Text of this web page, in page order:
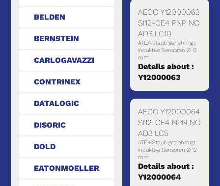
BELDEN
BERNSTEIN
CARLOGAVAZZI
CONTRINEX
DATALOGIC
DISORIC
DOLD
EATONMOELLER
AECO Y12000063
SI12-CE4 PNP NO
AD3 LC10
ATEX-Staub genehmigt
induktive Sensoren Ø 12
mm
Details about :
Y12000063
AECO Y12000064
SI12-CE4 NPN NO
AD3 LC5
ATEX-Staub genehmigt
induktive Sensoren Ø 12
mm
Details about :
Y12000064